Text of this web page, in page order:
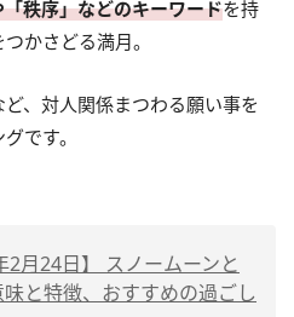
秩序」などのキーワードを持
かさどる満月。
、対人関係まつわる願い事を
です。
2月24日】 スノームーンと
と特徴、おすすめの過ごし